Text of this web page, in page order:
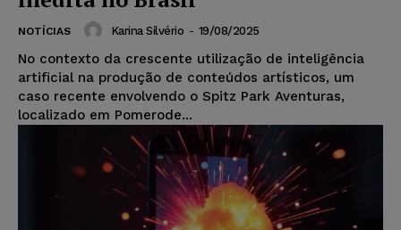
NOTÍCIAS Karina Silvério - 19/08/2025
No contexto da crescente utilização de inteligência
artificial na produção de conteúdos artísticos, um
caso recente envolvendo o Spitz Park Aventuras,
localizado em Pomerode...